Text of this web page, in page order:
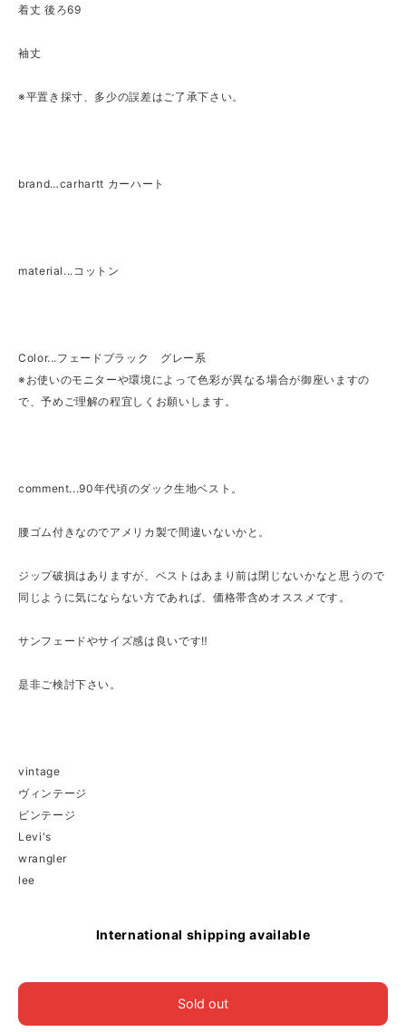
着丈 後ろ69
袖丈
※平置き採寸、多少の誤差はご了承下さい。
brand…carhartt カーハート
material...コットン
Color...フェードブラック グレー系
※お使いのモニターや環境によって色彩が異なる場合が御座いますの
で、予めご理解の程宜しくお願いします。
comment...90年代頃のダック生地ベスト。
腰ゴム付きなのでアメリカ製で間違いないかと。
ジップ破損はありますが、ベストはあまり前は閉じないかなと思うので
同じように気にならない方であれば、価格帯含めオススメです。
サンフェードやサイズ感は良いです‼︎
是非ご検討下さい。
vintage
ヴィンテージ
ビンテージ
Levi's
wrangler
lee
International shipping available
Sold out